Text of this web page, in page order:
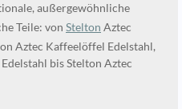
außergewöhnliche
Teile: von Stelton Aztec
Aztec Kaffeelöffel Edelstahl,
bis Stelton Aztec